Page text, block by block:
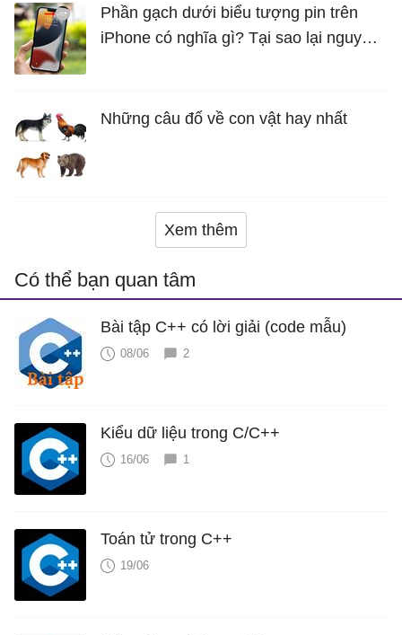
Phần gạch dưới biểu tượng pin trên
iPhone có nghĩa gì? Tại sao lại nguy
Những câu đố về con vật hay nhất
Xem thêm
Có thể bạn quan tâm
Bài tập C++ có lời giải (code mẫu)
08/06 2
Kiểu dữ liệu trong C/C++
16/06 1
Toán tử trong C++
19/06